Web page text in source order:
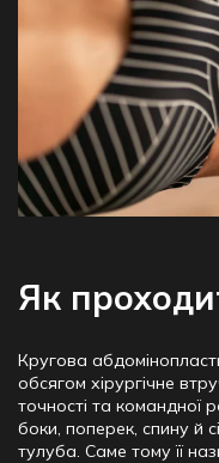
Як
Кругова
обсягом хірургічне
точності та командної
боки, поперек, спину й
тулуба. Саме тому її